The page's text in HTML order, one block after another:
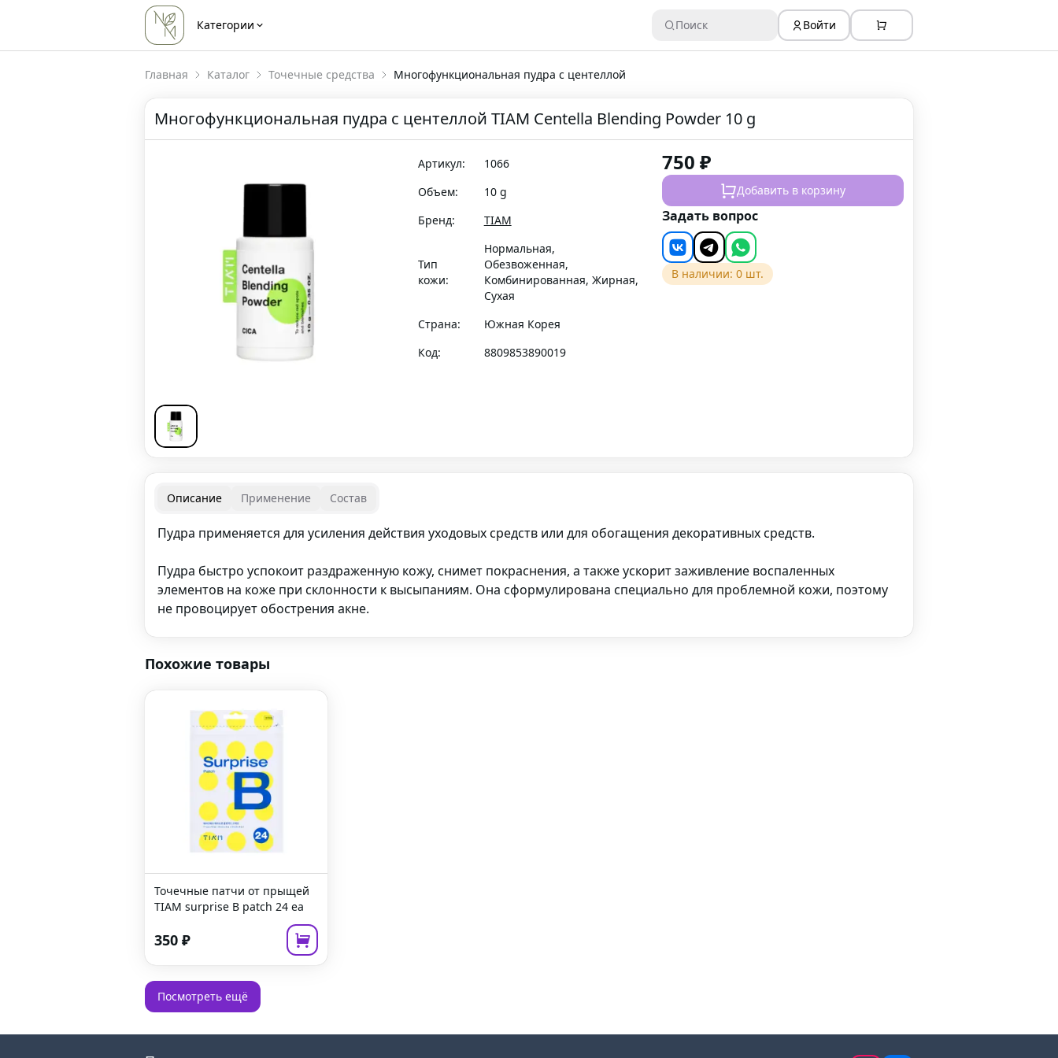
Категории Поиск Войти
Главная Каталог Точечные средства Многофункциональная пудра с центеллой
Многофункциональная пудра с центеллой TIAM Centella Blending Powder 10 g
Артикул:
1066
Объем:
10 g
Бренд:
TIAM
Тип
кожи:
Нормальная,
Обезвоженная,
Комбинированная, Жирная,
Сухая
Страна:
Южная Корея
Код:
8809853890019
750 ₽
Добавить в корзину
Задать вопрос
В наличии:0 шт.
Описание Применение Состав
Пудра применяется для усиления действия уходовых средств или для обогащения декоративных средств.
Пудра быстро успокоит раздраженную кожу, снимет покраснения, а также ускорит заживление воспаленных
элементов на коже при склонности к высыпаниям. Она сформулирована специально для проблемной кожи, поэтому
не провоцирует обострения акне.
Похожие товары
Точечные патчи от прыщей
TIAM surprise B patch 24 ea
350 ₽
Посмотреть ещё